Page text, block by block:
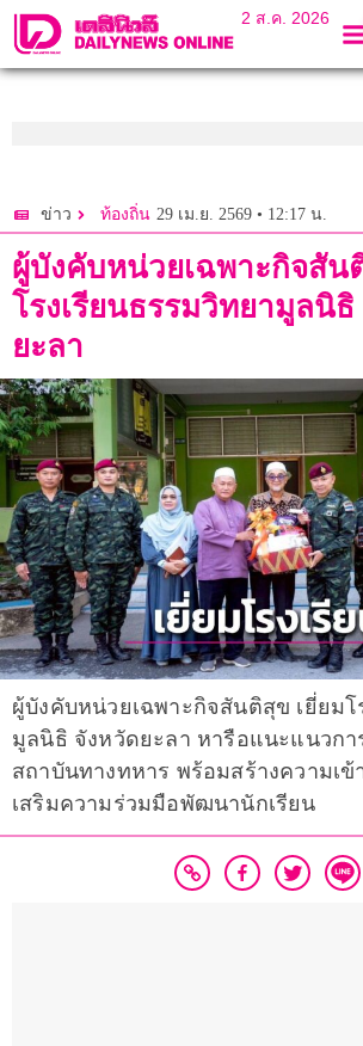
2 ส.ค. 2026
ข่าว ท้องถิ่น 29 เม.ย. 2569 • 12:17 น.
ผู้บังคับหน่วยเฉพาะกิจสัน
โรงเรียนธรรมวิทยามูลนิ
ยะลา
ผู้บังคับหน่วยเฉพาะกิจสันติสุข เยี่ยมโ
มูลนิธิ จังหวัดยะลา หารือแนะแนวก
สถาบันทางทหาร พร้อมสร้างความเ
เสริมความร่วมมือพัฒนานักเรียน